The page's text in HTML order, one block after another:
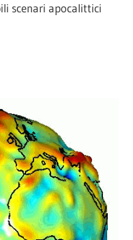
scenari apocalittici